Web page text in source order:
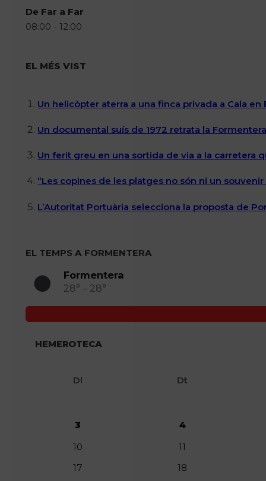
De Far a Far
08:00 - 12:00
EL MÉS VIST
Un helicòpter aterra a una finca privada a Cala
Un documental suís de 1972 retrata la
Un ferit greu en una sortida de via a la carretera
“Les copines de les platges no són ni un
L’Autoritat Portuària selecciona la proposta de
EL TEMPS A FORMENTERA
Formentera
28° – 28°
HEMEROTECA
Dl Dt
3
4
10
11
17
18